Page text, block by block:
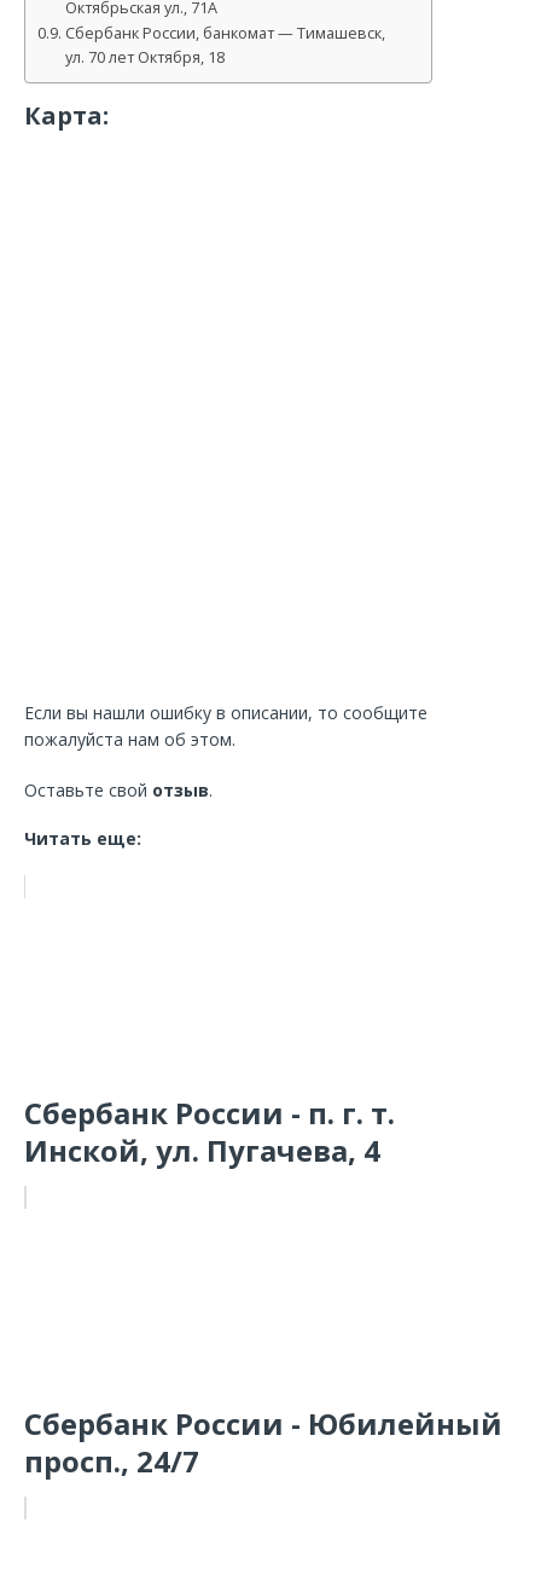
Октябрьская ул., 71А
Сбербанк России, банкомат — Тимашевск,
ул. 70 лет Октября, 18
Карта:
Если вы нашли ошибку в описании, то сообщите
пожалуйста нам об этом.
Оставьте свой отзыв.
Читать еще:
Сбербанк России - п. г. т.
Инской, ул. Пугачева, 4
Сбербанк России - Юбилейный
просп., 24/7